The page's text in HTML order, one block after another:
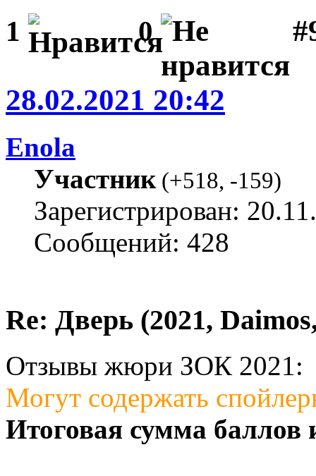
1 0
28.02.2021 20:42
Enola
Участник(+518, -159)
Зарегистрирован:
Сообщений: 428
Re: Дверь (2021,
Отзывы жюри ЗОК 2021:
Могут содержать
Итоговая сумма баллов